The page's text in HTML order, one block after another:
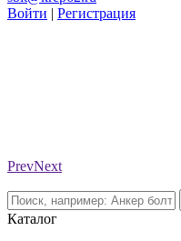
Войти | Регистрация
PrevNext
Каталог